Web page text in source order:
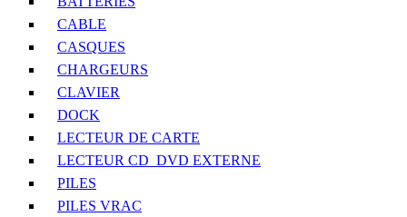
CABLE
CASQUES
CHARGEURS
CLAVIER
DOCK
LECTEUR DE CARTE
LECTEUR CD_DVD EXTERNE
PILES
PILES VRAC